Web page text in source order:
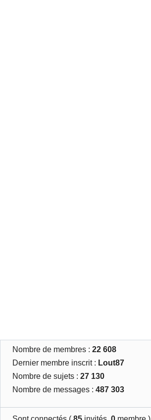
Nombre de membres :22 608
Dernier membre inscrit : Lout87
Nombre de sujets :27 130
Nombre de messages :487 303